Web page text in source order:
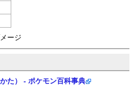
ージ
た） - ポケモン百科事典